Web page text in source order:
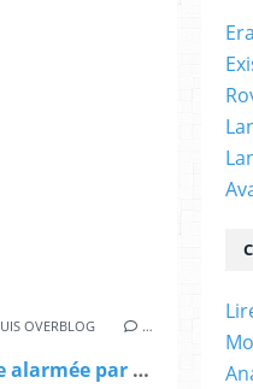
L'HOMME DANS TOUT ÇÀ ?
OVERBLOG …
Santé. L'Allemagne alarmée par le triage des patients dans les hôpitaux alsaciens (courrierinternational.com)